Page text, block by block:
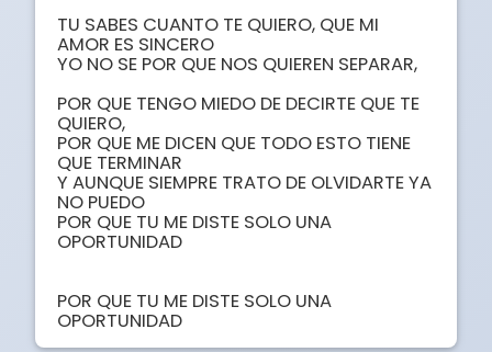
TU SABES CUANTO TE QUIERO, QUE MI
AMOR ES SINCERO
YO NO SE POR QUE NOS QUIEREN SEPARAR,
POR QUE TENGO MIEDO DE DECIRTE QUE TE
QUIERO,
POR QUE ME DICEN QUE TODO ESTO TIENE
QUE TERMINAR
Y AUNQUE SIEMPRE TRATO DE OLVIDARTE YA
NO PUEDO
POR QUE TU ME DISTE SOLO UNA
OPORTUNIDAD
POR QUE TU ME DISTE SOLO UNA
OPORTUNIDAD